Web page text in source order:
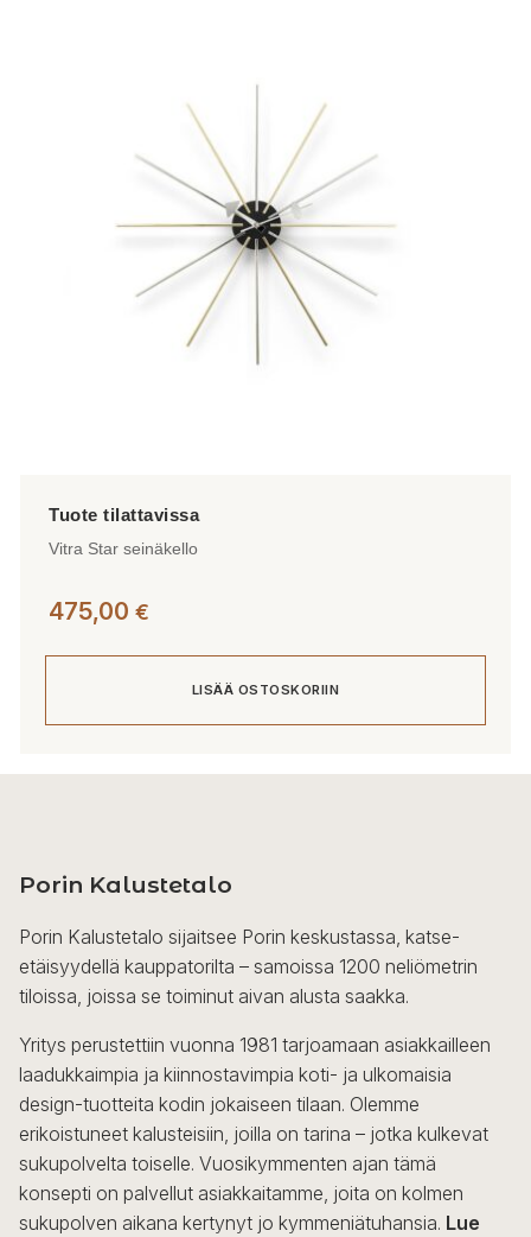
Vitra Star seinäkello
475,00 €
LISÄÄ OSTOSKORIIN
Porin Kalustetalo
Porin Kalustetalo sijaitsee Porin keskustassa, katse-
etäisyydellä kauppatorilta – samoissa 1200 neliömetrin
tiloissa, joissa se toiminut aivan alusta saakka.
Yritys perustettiin vuonna 1981 tarjoamaan asiakkailleen
laadukkaimpia ja kiinnostavimpia koti- ja ulkomaisia
design-tuotteita kodin jokaiseen tilaan. Olemme
erikoistuneet kalusteisiin, joilla on tarina – jotka kulkevat
sukupolvelta toiselle. Vuosikymmenten ajan tämä
konsepti on palvellut asiakkaitamme, joita on kolmen
sukupolven aikana kertynyt jo kymmeniätuhansia. Lue